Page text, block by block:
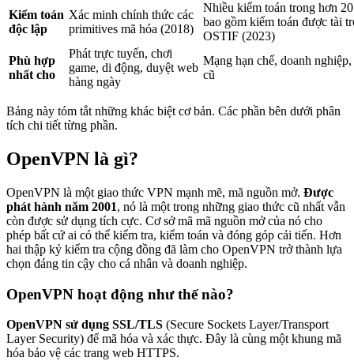
Kiểm toán
độc lập
Xác minh chính thức các
primitives mã hóa (2018)
Nhiều kiểm toán trong hơn
bao gồm kiểm toán được tài
OSTIF (2023)
Phù hợp
nhất cho
Phát trực tuyến, chơi
game, di động, duyệt web
hàng ngày
Mạng hạn chế, doanh
cũ
Bảng này tóm tắt những khác biệt cơ bản. Các phần bên dưới phân
tích chi tiết từng phần.
OpenVPN là gì?
OpenVPN là một giao thức VPN mạnh mẽ, mã nguồn mở. Được
phát hành năm 2001, nó là một trong những giao thức cũ nhất vẫn
còn được sử dụng tích cực. Cơ sở mã mã nguồn mở của nó cho
phép bất cứ ai có thể kiểm tra, kiểm toán và đóng góp cải tiến. Hơn
hai thập kỷ kiểm tra cộng đồng đã làm cho OpenVPN trở thành lựa
chọn đáng tin cậy cho cá nhân và doanh nghiệp.
OpenVPN hoạt động như thế nào?
OpenVPN sử dụng SSL/TLS (Secure Sockets Layer/Transport
Layer Security) để mã hóa và xác thực. Đây là cùng một khung mã
hóa bảo vệ các trang web HTTPS.